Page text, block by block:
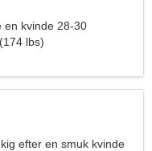
en kvinde 28-30
lbs)
efter en smuk kvinde